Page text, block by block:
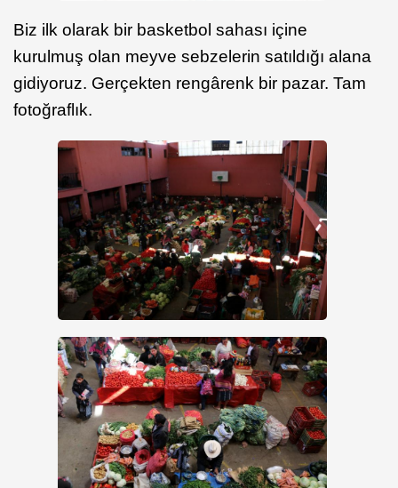
Biz ilk olarak bir basketbol sahası içine
kurulmuş olan meyve sebzelerin satıldığı alana
gidiyoruz. Gerçekten rengârenk bir pazar. Tam
fotoğraflık.